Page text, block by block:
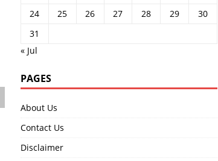
24
25 26 27 28 29
30
31
« Jul
PAGES
About Us
Contact Us
Disclaimer